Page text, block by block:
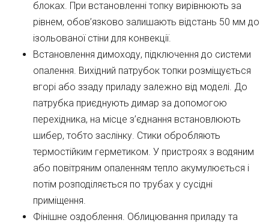
блоках. При встановленні топку вирівнюють за
рівнем, обов’язково залишають відстань 50 мм до
ізольованої стіни для конвекції.
Встановлення димоходу, підключення до системи
опалення. Вихідний патрубок топки розміщується
вгорі або ззаду приладу залежно від моделі. До
патрубка приєднують димар за допомогою
перехідника, на місце з’єднання встановлюють
шибер, тобто заслінку. Стики обробляють
термостійким герметиком. У пристроях з водяним
або повітряним опаленням тепло акумулюється і
потім розподіляється по трубах у сусідні
приміщення.
Фінішне оздоблення. Облицювання приладу та